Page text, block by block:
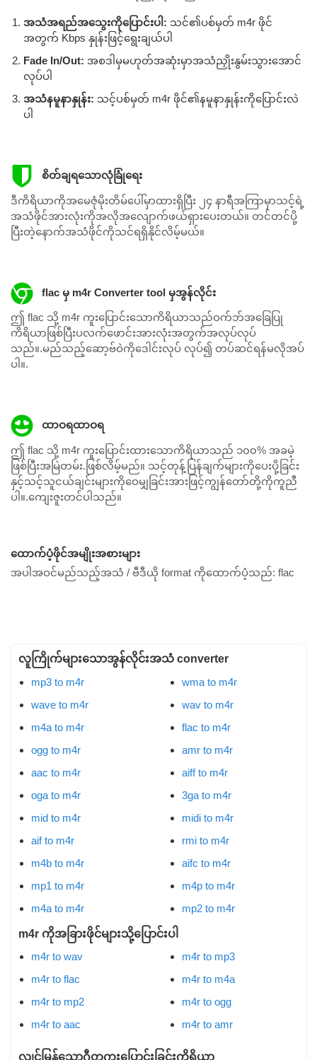
အသံအရည်အသွေးကိုပြောင်းပါ: သင်၏ပစ်မှတ် m4r ဖိုင်
အတွက် Kbps နှုန်းဖြင့်ရွေးချယ်ပါ
Fade In/Out: အစဒါမှမဟုတ်အဆုံးမှာအသံညှိုးနွမ်းသွားအောင်
လုပ်ပါ
အသံနမူနာနှုန်း: သင့်ပစ်မှတ် m4r ဖိုင်၏နမူနာနှုန်းကိုပြောင်းလဲ
ပါ
စိတ်ချရသောလုံခြုံရေး
ဒီကိရိယာကိုအမေဇုံမိုးတိမ်ပေါ်မှာထားရှိပြီး ၂၄ နာရီအကြာမှာသင့်ရဲ့
အသံဖိုင်အားလုံးကိုအလိုအလျောက်ဖယ်ရှားပေးတယ်။ တင်တင်ပို့
ပြီးတဲ့နောက်အသံဖိုင်ကိုသင်ရရှိနိုင်လိမ့်မယ်။
flac မှ m4r Converter tool မှအွန်လိုင်း
ဤ flac သို့ m4r ကူးပြောင်းသောကိရိယာသည်ဝက်ဘ်အခြေပြု
ကိရိယာဖြစ်ပြီးပလက်ဖောင်းအားလုံးအတွက်အလုပ်လုပ်
သည်။.မည်သည့်ဆော့ဗ်ဝဲကိုဒေါင်းလုပ် လုပ်၍ တပ်ဆင်ရန်မလိုအပ်
ပါ။.
ထာဝရထာဝရ
ဤ flac သို့ m4r ကူးပြောင်းထားသောကိရိယာသည် ၁၀၀% အခမဲ့
ဖြစ်ပြီးအမြဲတမ်း.ဖြစ်လိမ့်မည်။ သင့်တုန့်ပြန်ချက်များကိုပေးပို့ခြင်း
နှင့်သင့်သူငယ်ချင်းများကိုဝေမျှခြင်းအားဖြင့်ကျွန်တော်တို့ကိုကူညီ
ပါ။.ကျေးဇူးတင်ပါသည်။
ထောက်ပံ့ဖိုင်အမျိုးအစားများ
အပါအဝင်မည်သည့်အသံ / ဗီဒီယို format ကိုထောက်ပံ့သည်: flac
လူကြိုက်များသောအွန်လိုင်းအသံ converter
mp3 to m4r
wave to m4r
m4a to m4r
ogg to m4r
aac to m4r
oga to m4r
mid to m4r
aif to m4r
m4b to m4r
mp1 to m4r
m4a to m4r
wma to m4r
wav to m4r
flac to m4r
amr to m4r
aiff to m4r
3ga to m4r
midi to m4r
rmi to m4r
aifc to m4r
m4p to m4r
mp2 to m4r
m4r ကိုအခြားဖိုင်များသို့ပြောင်းပါ
m4r to wav
m4r to flac
m4r to mp2
m4r to aac
m4r to mp3
m4r to m4a
m4r to ogg
m4r to amr
လျင်မြန်သောဂီတကူးပြောင်းခြင်းကိရိယာ